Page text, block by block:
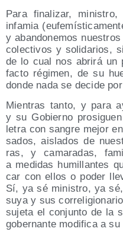
Para fina­li­zar,
infa­mia
y aban­do­ne­mos
colec­ti­vos y soli­da­rios,
de lo cual nos abri­rá un
fac­to régi­men, de su
don­de nada se deci­de
Mien­tras tan­to, y para
y su Gobierno
letra con san­gre mejor
sa­dos, ais­la­dos de
ras, y cama­ra­das,
a medi­das humi­llan­tes
car con ellos o poder
Sí, ya sé minis­tro, ya
suya y sus
suje­ta el con­jun­to de la
gober­nan­te modi­fi­ca a su